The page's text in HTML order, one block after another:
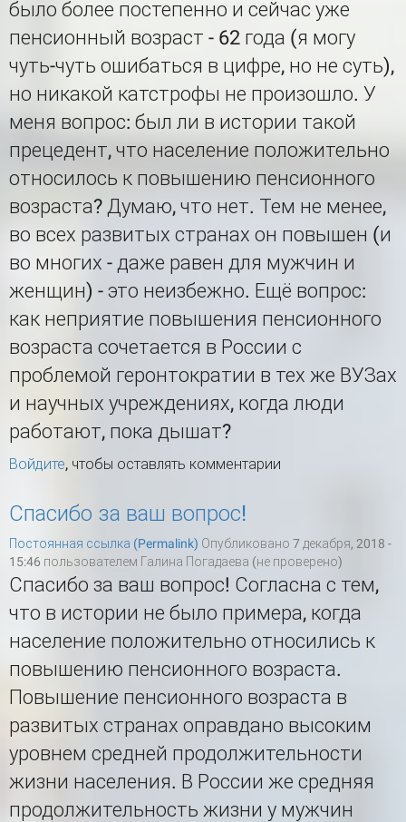
было более постепенно и сейчас уже
пенсионный возраст - 62 года (я могу
чуть-чуть ошибаться в цифре, но не суть),
но никакой катстрофы не произошло. У
меня вопрос: был ли в истории такой
прецедент, что население положительно
относилось к повышению пенсионного
возраста? Думаю, что нет. Тем не менее,
во всех развитых странах он повышен (и
во многих - даже равен для мужчин и
женщин) - это неизбежно. Ещё вопрос:
как неприятие повышения пенсионного
возраста сочетается в России с
проблемой геронтократии в тех же ВУЗах
и научных учреждениях, когда люди
работают, пока дышат?
Войдите, чтобы оставлять комментарии
Спасибо за ваш вопрос!
Постоянная ссылка (Permalink) Опубликовано 7 декабря, 2018 -
15:46 пользователем Галина Погадаева (не проверено)
Спасибо за ваш вопрос! Согласна с тем,
что в истории не было примера, когда
население положительно относились к
повышению пенсионного возраста.
Повышение пенсионного возраста в
развитых странах оправдано высоким
уровнем средней продолжительности
жизни населения. В России же средняя
продолжительность жизни у мужчин